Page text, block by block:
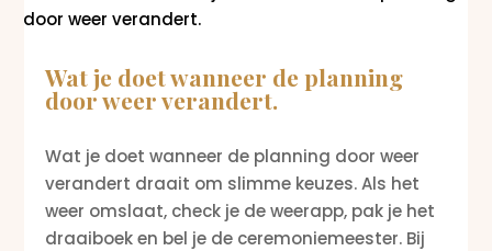
Wat je doet wanneer de planning
door weer verandert.
Wat je doet wanneer de planning door weer
verandert draait om slimme keuzes. Als het
weer omslaat, check je de weerapp, pak je het
draaiboek en bel je de ceremoniemeester. Bij